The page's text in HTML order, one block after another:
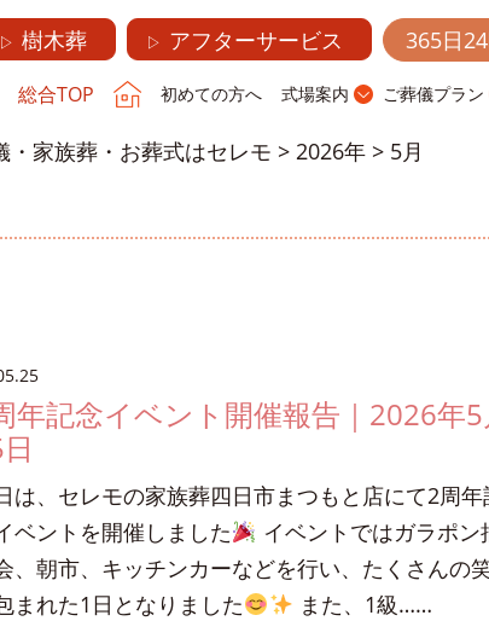
▷ 樹木葬 ▷ アフターサービス 365日
総合TOP 初めての方へ 式場案内 ご葬儀プラン
・家族葬・お葬式はセレモ > 2026年 > 5月
年記念イベント開催報告｜2026年5
は、セレモの家族葬四日市まつもと店にて2周年
ベントを開催しました
イベントではガラポン
、朝市、キッチンカーなどを行い、たくさんの
まれた1日となりました
また、1級……